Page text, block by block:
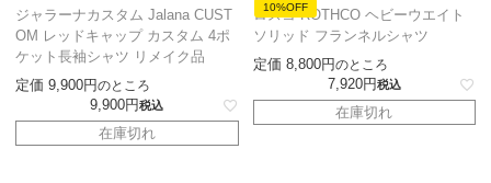
ジャラーナカスタム Jalana CUST
OM レッドキャップ カスタム 4ポ
ケット長袖シャツ リメイク品
定価 9,900 のところ
9,900 税込
在庫切れ
10%OFF
ロスコ ROTHCO ヘビーウエイト
ソリッド フランネルシャツ
定価 8,800 のところ
7,920 税込
在庫切れ